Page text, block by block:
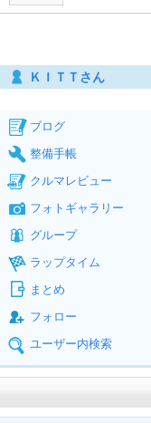
ＫＩＴＴさん
ブログ
整備手帳
クルマレビュー
フォトギャラリー
グループ
ラップタイム
まとめ
フォロー
ユーザー内検索